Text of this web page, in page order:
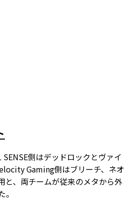
側はデッドロックとヴァイ
Gaming側はブリーチ、ネオ
と、両チームが従来のメタから外